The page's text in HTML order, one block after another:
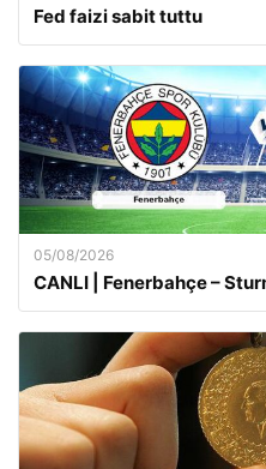
Fed faizi sabit tuttu
05/08/2026
CANLI | Fenerbahçe –